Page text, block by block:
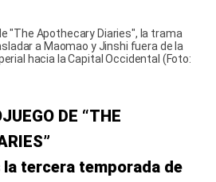
"The Apothecary Diaries", la trama
a Maomao y Jinshi fuera de la
hacia la Capital Occidental (Foto:
DE “THE
tercera temporada de